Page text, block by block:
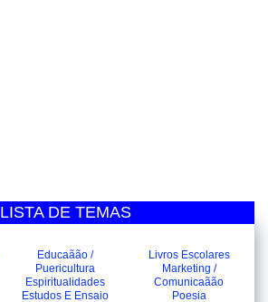
LISTA DE TEMAS
Educaãão /
Puericultura
Espiritualidades
Estudos E Ensaio
Livros Escolares
Marketing /
Comunicaãão
Poesia